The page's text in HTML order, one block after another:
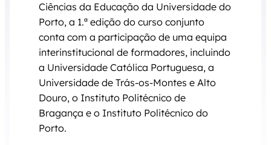
Ciências da Educação da Universidade do
Porto, a 1.ª edição do curso conjunto
conta com a participação de uma equipa
interinstitucional de formadores, incluindo
a Universidade Católica Portuguesa, a
Universidade de Trás-os-Montes e Alto
Douro, o Instituto Politécnico de
Bragança e o Instituto Politécnico do
Porto.